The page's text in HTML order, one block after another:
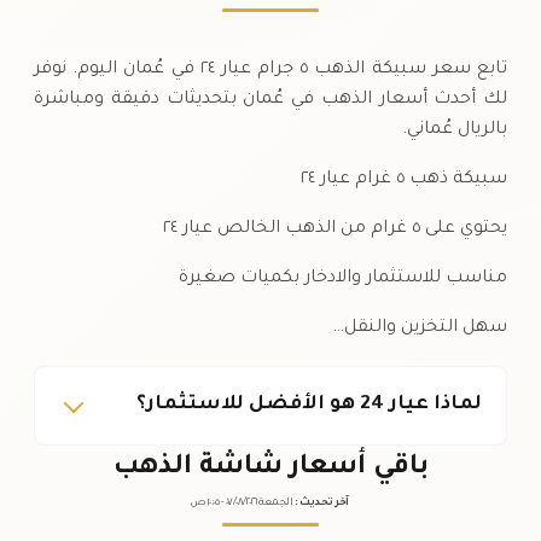
تابع سعر سبيكة الذهب ٥ جرام عيار ٢٤ في عُمان اليوم. نوفر
لك أحدث أسعار الذهب في عُمان بتحديثات دقيقة ومباشرة
بالريال عُماني.
سبيكة ذهب ٥ غرام عيار ٢٤
يحتوي على ٥ غرام من الذهب الخالص عيار ٢٤
مناسب للاستثمار والادخار بكميات صغيرة
سهل التخزين والنقل…
لماذا عيار 24 هو الأفضل للاستثمار؟
باقي أسعار شاشة الذهب
آخر تحديث : الجمعة ٠٧ /٠٨/٢٠٢٦ - ١٠:٠٥ ص